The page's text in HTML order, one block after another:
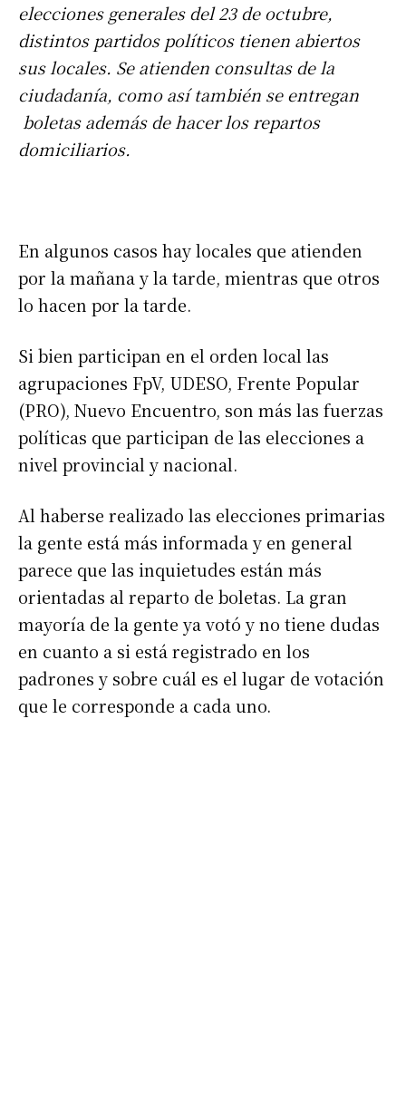
elecciones generales del 23 de octubre,
distintos partidos políticos tienen abiertos
sus locales. Se atienden consultas de la
ciudadanía, como así también se entregan
boletas además de hacer los repartos
domiciliarios.
En algunos casos hay locales que atienden
por la mañana y la tarde, mientras que otros
lo hacen por la tarde.
Si bien participan en el orden local las
agrupaciones FpV, UDESO, Frente Popular
(PRO), Nuevo Encuentro, son más las fuerzas
políticas que participan de las elecciones a
nivel provincial y nacional.
Al haberse realizado las elecciones primarias
la gente está más informada y en general
parece que las inquietudes están más
orientadas al reparto de boletas. La gran
mayoría de la gente ya votó y no tiene dudas
en cuanto a si está registrado en los
padrones y sobre cuál es el lugar de votación
que le corresponde a cada uno.